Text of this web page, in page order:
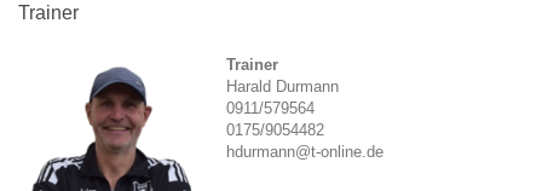
Trainer
Trainer
Harald Durmann
0911/579564
0175/9054482
hdurmann@t-online.de